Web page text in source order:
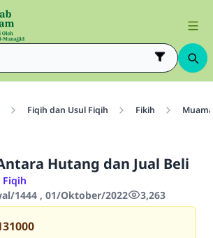
Fiqih dan Usul Fiqih Fikih
Hutang dan Jual Beli
Fiqih
1444 , 01/Oktober/2022
3,263